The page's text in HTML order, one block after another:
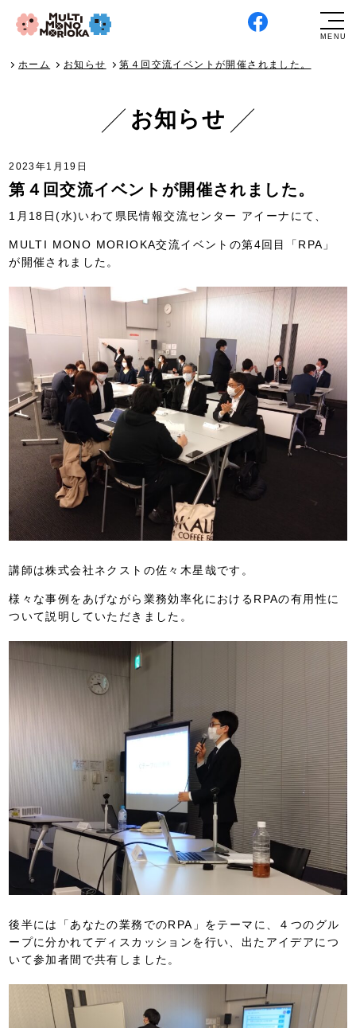
ホーム お知らせ 第４回交流イベントが開催されました。
お知らせ
2023年1月19日
第４回交流イベントが開催されました。
1月18日(水)いわて県民情報交流センター アイーナにて、
MULTI MONO MORIOKA交流イベントの第4回目「RPA」
が開催されました。
講師は株式会社ネクストの佐々木星哉です。
様々な事例をあげながら業務効率化におけるRPAの有用性に
ついて説明していただきました。
後半には「あなたの業務でのRPA」をテーマに、４つのグル
ープに分かれてディスカッションを行い、出たアイデアにつ
いて参加者間で共有しました。